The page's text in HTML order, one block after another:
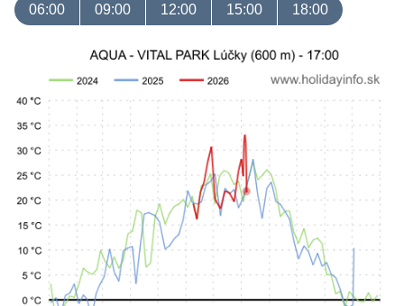
06:00 09:00 12:00 15:00 18:00